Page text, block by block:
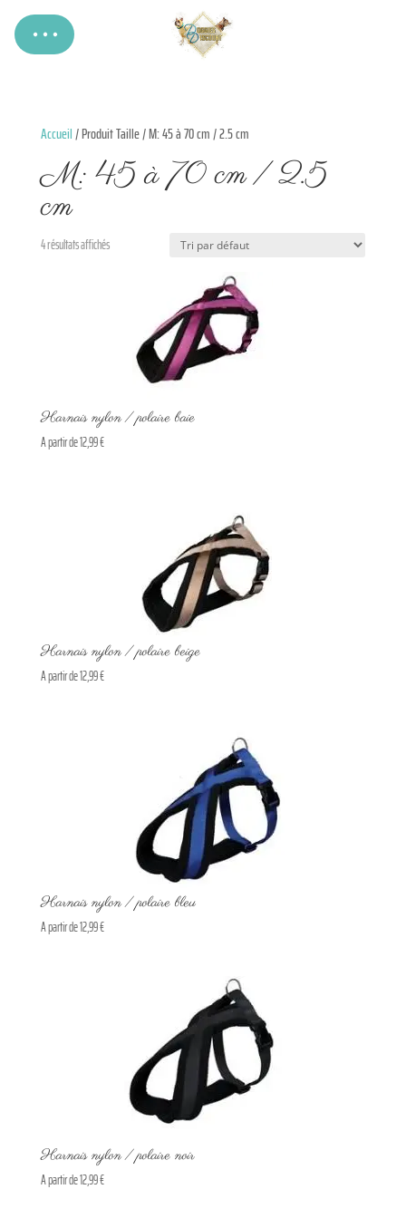
Accueil/ Produit Taille / M: 45 à 70 cm / 2.5 cm
M: 45 à 70 cm / 2.5
cm
4 résultats affichés
Harnais nylon / polaire baie
A partir de12,99€
Harnais nylon / polaire beige
A partir de12,99€
Harnais nylon / polaire bleu
A partir de12,99€
Harnais nylon / polaire noir
A partir de12,99€